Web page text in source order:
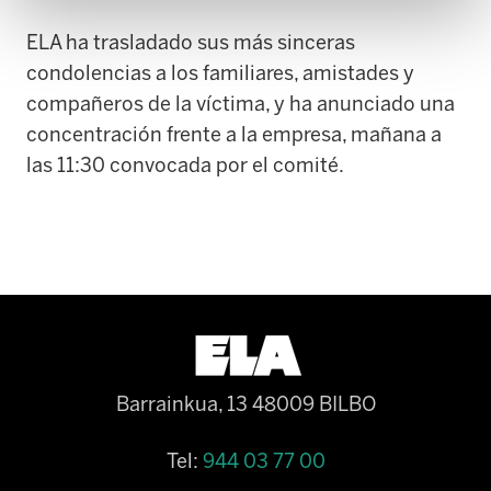
ELA ha trasladado sus más sinceras
condolencias a los familiares, amistades y
compañeros de la víctima, y ha anunciado una
concentración frente a la empresa, mañana a
las 11:30 convocada por el comité.
Barrainkua, 13 48009 BILBO
Tel: 944 03 77 00